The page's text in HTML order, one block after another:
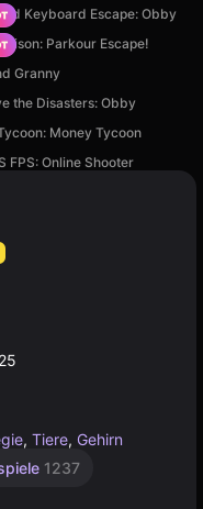
Keyboard Escape: Obby
Parkour Escape!
Granny
the Disasters: Obby
Money Tycoon
FPS: Online Shooter
, Tiere, Gehirn
1237